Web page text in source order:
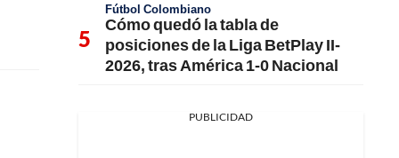
Fútbol Colombiano
Cómo quedó la tabla de
posiciones de la Liga BetPlay II-
2026, tras América 1-0 Nacional
PUBLICIDAD